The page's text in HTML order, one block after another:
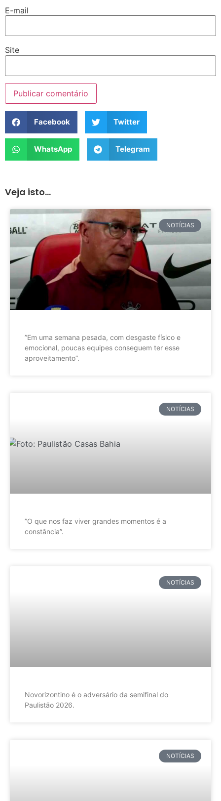
E-mail
Site
Facebook Twitter
WhatsApp Telegram
Veja isto...
NOTÍCIAS
”Em uma semana pesada, com desgaste físico e
emocional, poucas equipes conseguem ter esse
aproveitamento”.
NOTÍCIAS
”O que nos faz viver grandes momentos é a
constância”.
NOTÍCIAS
Novorizontino é o adversário da semifinal do
Paulistão 2026.
NOTÍCIAS